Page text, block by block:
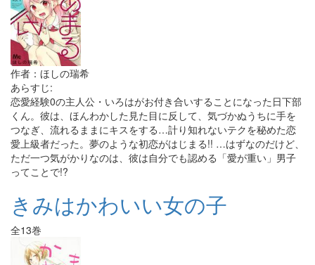
作者：ほしの瑞希
あらすじ:
恋愛経験0の主人公・いろはがお付き合いすることになった日下部
くん。彼は、ほんわかした見た目に反して、気づかぬうちに手を
つなぎ、流れるままにキスをする…計り知れないテクを秘めた恋
愛上級者だった。夢のような初恋がはじまる!! …はずなのだけど、
ただ一つ気がかりなのは、彼は自分でも認める「愛が重い」男子
ってことで!?
きみはかわいい女の子
全13巻